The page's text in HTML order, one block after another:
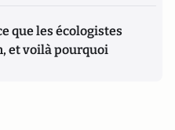
que les écologistes
et voilà pourquoi